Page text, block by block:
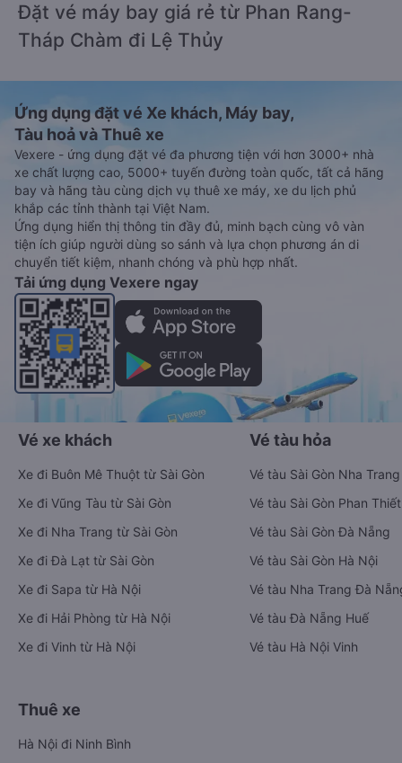
Đặt vé máy bay giá rẻ từ Phan Rang-
Tháp Chàm đi Lệ Thủy
Ứng dụng đặt vé Xe khách, Máy bay,
Tàu hoả và Thuê xe
Vexere - ứng dụng đặt vé đa phương tiện với hơn 3000+ nhà
xe chất lượng cao, 5000+ tuyến đường toàn quốc, tất cả hãng
bay và hãng tàu cùng dịch vụ thuê xe máy, xe du lịch phủ
khắp các tỉnh thành tại Việt Nam.
Ứng dụng hiển thị thông tin đầy đủ, minh bạch cùng vô vàn
tiện ích giúp người dùng so sánh và lựa chọn phương án di
chuyển tiết kiệm, nhanh chóng và phù hợp nhất.
Tải ứng dụng Vexere ngay
Vé xe khách
Xe đi Buôn Mê Thuột từ Sài Gòn
Xe đi Vũng Tàu từ Sài Gòn
Xe đi Nha Trang từ Sài Gòn
Xe đi Đà Lạt từ Sài Gòn
Xe đi Sapa từ Hà Nội
Xe đi Hải Phòng từ Hà Nội
Xe đi Vinh từ Hà Nội
Vé tàu hỏa
Vé tàu Sài Gòn Nha Trang
Vé tàu Sài Gòn Phan Thiết
Vé tàu Sài Gòn Đà Nẵng
Vé tàu Sài Gòn Hà Nội
Vé tàu Nha Trang Đà
Vé tàu Đà Nẵng Huế
Vé tàu Hà Nội Vinh
Thuê xe
Hà Nội đi Ninh Bình